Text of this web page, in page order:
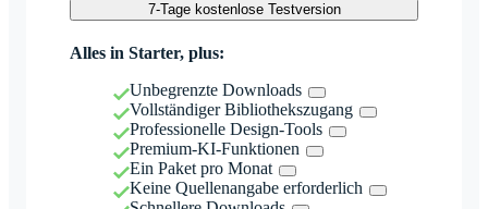
7-Tage kostenlose Testversion
Alles in Starter, plus:
Unbegrenzte Downloads
Vollständiger Bibliothekszugang
Professionelle Design-Tools
Premium-KI-Funktionen
Ein Paket pro Monat
Keine Quellenangabe erforderlich